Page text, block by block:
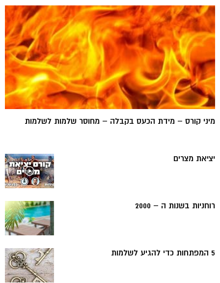
מיני קורס – מידת הכעס בקבלה – מחוסר שלמות לשלמות
יציאת מצרים
רוחניות בשנות ה – 2000
5 המפתחות כדי להגיע לשלמות